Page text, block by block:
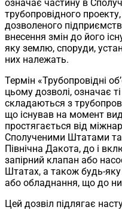
означає частину в
трубопровідного
дозволеного
внесення змін до його
яку землю, споруди,
них належать.
Термін «Трубопровідні
цьому дозволі, означає
складаються з
що існував на момент
простягається від
Сполученими Штатами
Північна Дакота, до і
запірний клапан або
Штатах, а також будь-
або обладнання, що до
Цей дозвіл підлягає